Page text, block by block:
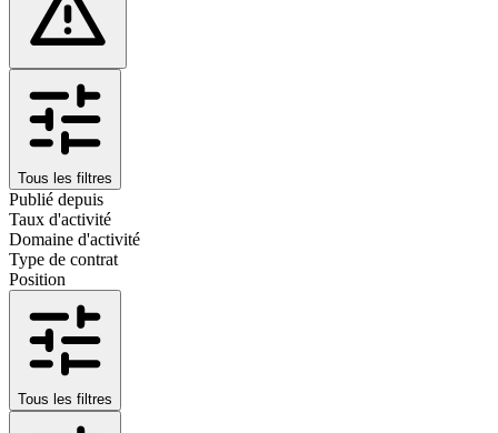
Tous les filtres
Publié depuis
Taux d'activité
Domaine d'activité
Type de contrat
Position
Tous les filtres